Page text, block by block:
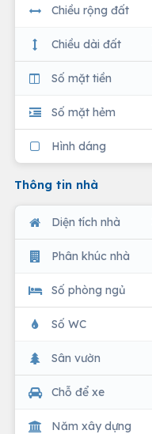
Chiều rộng đất
Chiều dài đất
Số mặt tiền
Số mặt hẻm
Hình dáng
Thông tin nhà
Diện tích nhà
Phân khúc nhà
Số phòng ngủ
Số WC
Sân vườn
Chỗ để xe
Năm xây dựng